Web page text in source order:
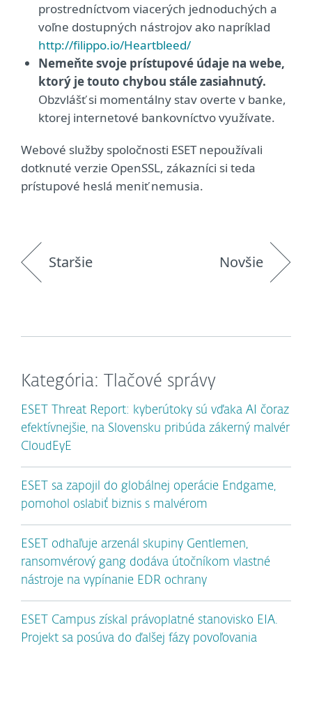
prostredníctvom viacerých jednoduchých a
voľne dostupných nástrojov ako napríklad
http://filippo.io/Heartbleed/
Nemeňte svoje prístupové údaje na webe,
ktorý je touto chybou stále zasiahnutý.
Obzvlášť si momentálny stav overte v banke,
ktorej internetové bankovníctvo využívate.
Webové služby spoločnosti ESET nepoužívali
dotknuté verzie OpenSSL, zákazníci si teda
prístupové heslá meniť nemusia.
Staršie Novšie
Kategória: Tlačové správy
ESET Threat Report: kyberútoky sú vďaka AI čoraz
efektívnejšie, na Slovensku pribúda zákerný malvér
CloudEyE
ESET sa zapojil do globálnej operácie Endgame,
pomohol oslabiť biznis s malvérom
ESET odhaľuje arzenál skupiny Gentlemen,
ransomvérový gang dodáva útočníkom vlastné
nástroje na vypínanie EDR ochrany
ESET Campus získal právoplatné stanovisko EIA.
Projekt sa posúva do ďalšej fázy povoľovania